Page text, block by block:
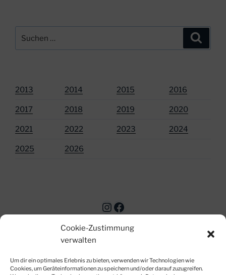
Cookie-Zustimmung
verwalten
Um dir ein optimales Erlebnis zu bieten, verwenden wir Technologien wie
Cookies, um Geräteinformationen zu speichern und/oder darauf zuzugreifen.
nach:
2013 2014 2015 2016
2017 2018 2019 2020
2021 2022 2023 2024
2025 2026
Instagram
Facebook